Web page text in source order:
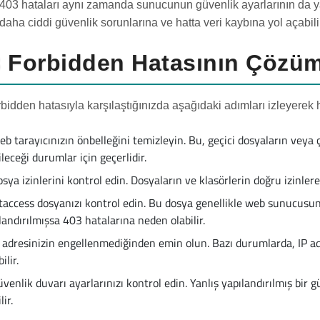
hataları aynı zamanda sunucunun güvenlik ayarlarının da
ciddi güvenlik sorunlarına ve hatta veri kaybına yol
Forbidden Hatasının
hatasıyla karşılaştığınızda aşağıdaki adımları
tarayıcınızın önbelleğini temizleyin. Bu, geçici dosyaların
durumlar için geçerlidir.
izinlerini kontrol edin. Dosyaların ve klasörlerin doğru
dosyanızı kontrol edin. Bu dosya genellikle web
403 hatalarına neden olabilir.
adresinizin engellenmediğinden emin olun. Bazı durumlarda, IP
duvarı ayarlarınızı kontrol edin. Yanlış yapılandırılmış